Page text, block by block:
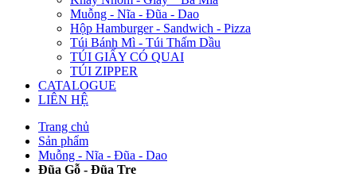
Muỗng - Nĩa - Đũa - Dao
Hộp Hamburger - Sandwich - Pizza
Túi Bánh Mì - Túi Thấm Dầu
TÚI GIẤY CÓ QUAI
TÚI ZIPPER
CATALOGUE
LIÊN HỆ
Trang chủ
Sản phẩm
Muỗng - Nĩa - Đũa - Dao
Đũa Gỗ - Đũa Tre